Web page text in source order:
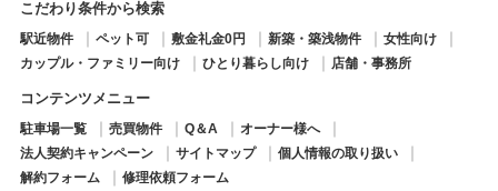
こだわり条件から検索
駅近物件 ペット可 敷金礼金0円 新築・築浅物件
女性向け
カップル・ファミリー向け
ひとり暮らし向け 店舗・事務所
コンテンツメニュー
駐車場一覧 売買物件 Q＆A
オーナー様へ
法人契約キャンペーン
サイトマップ
個人情報の取り扱い
解約フォーム
修理依頼フォーム